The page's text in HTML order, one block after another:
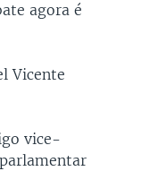
agora é
Vicente
vice-